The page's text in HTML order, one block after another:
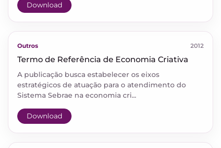
Download
Outros 2012
Termo de Referência de Economia Criativa
A publicação busca estabelecer os eixos
estratégicos de atuação para o atendimento do
Sistema Sebrae na economia cri...
Download